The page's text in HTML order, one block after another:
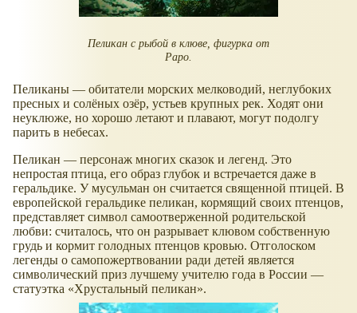
Пеликан с рыбой в клюве, фигурка от
Papo.
Пеликаны — обитатели морских мелководий, неглубоких
пресных и солёных озёр, устьев крупных рек. Ходят они
неуклюже, но хорошо летают и плавают, могут подолгу
парить в небесах.
Пеликан — персонаж многих сказок и легенд. Это
непростая птица, его образ глубок и встречается даже в
геральдике. У мусульман он считается священной птицей. В
европейской геральдике пеликан, кормящий своих птенцов,
представляет символ самоотверженной родительской
любви: считалось, что он разрывает клювом собственную
грудь и кормит голодных птенцов кровью. Отголоском
легенды о самопожертвовании ради детей является
символический приз лучшему учителю года в России —
статуэтка
Хрустальный пеликан .